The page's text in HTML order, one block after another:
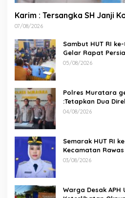
Karim : Tersangka SH Janji
07/08/2026
Sambut HUT RI
Gelar Rapat
05/08/2026
Polres Muratara
:Tetapkan Dua
Kecelakaan Maut
04/08/2026
Semarak HUT RI
Kecamatan
Lomba
03/08/2026
Warga Desak APH Usut Laporan Dugaan